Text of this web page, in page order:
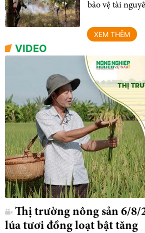
bảo vệ tài
XEM THÊM
VIDEO
Thị trường nông sản 6/8/
lúa tươi đồng loạt bật tăng